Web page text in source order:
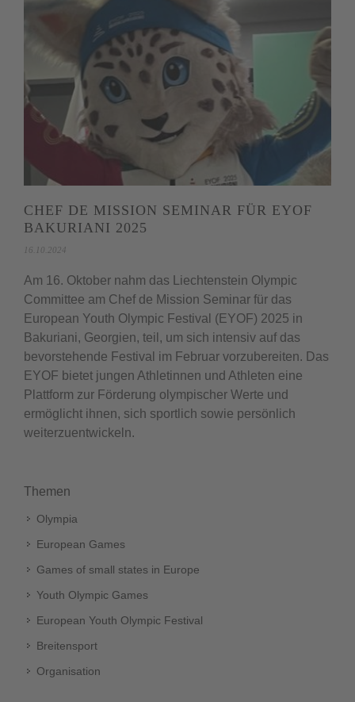
CHEF DE MISSION SEMINAR FÜR EYOF
BAKURIANI 2025
16.10.2024
Am 16. Oktober nahm das Liechtenstein Olympic
Committee am Chef de Mission Seminar für das
European Youth Olympic Festival (EYOF) 2025 in
Bakuriani, Georgien, teil, um sich intensiv auf das
bevorstehende Festival im Februar vorzubereiten. Das
EYOF bietet jungen Athletinnen und Athleten eine
Plattform zur Förderung olympischer Werte und
ermöglicht ihnen, sich sportlich sowie persönlich
weiterzuentwickeln.
Themen
Olympia
European Games
Games of small states in Europe
Youth Olympic Games
European Youth Olympic Festival
Breitensport
Organisation